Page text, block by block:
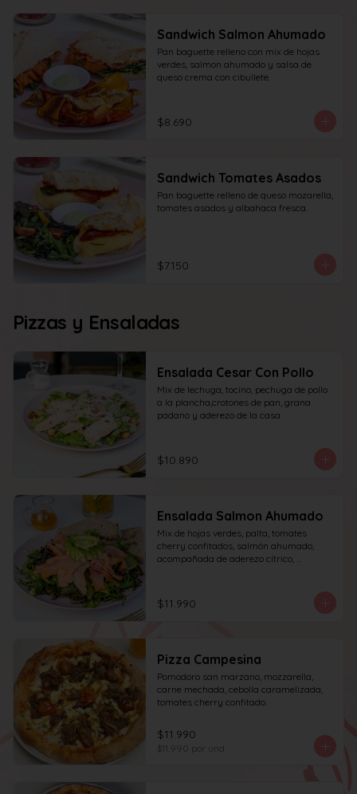
Sandwich Salmon Ahumado
Pan baguette relleno con mix de hojas
verdes, salmon ahumado y salsa de
queso crema con cibullete.
$8.690
Sandwich Tomates Asados
Pan baguette relleno de queso mozarella,
tomates asados y albahaca fresca.
$7.150
Pizzas y Ensaladas
Ensalada Cesar Con Pollo
Mix de lechuga, tocino, pechuga de pollo
a la plancha,crotones de pan, grana
padano y aderezo de la casa
$10.890
Ensalada Salmon Ahumado
Mix de hojas verdes, palta, tomates
cherry confitados, salmón ahumado,
acompañada de aderezo cítrico,
$11.990
Pizza Campesina
Pomodoro san marzano, mozzarella,
carne mechada, cebolla caramelizada,
tomates cherry confitado.
$11.990
$11.990 por und